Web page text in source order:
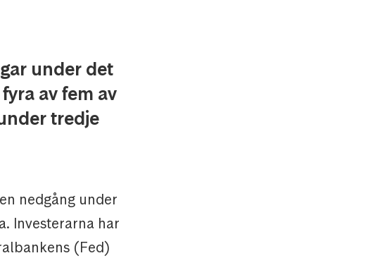
under det
av fem av
tredje
nedgång under
Investerarna har
(Fed)